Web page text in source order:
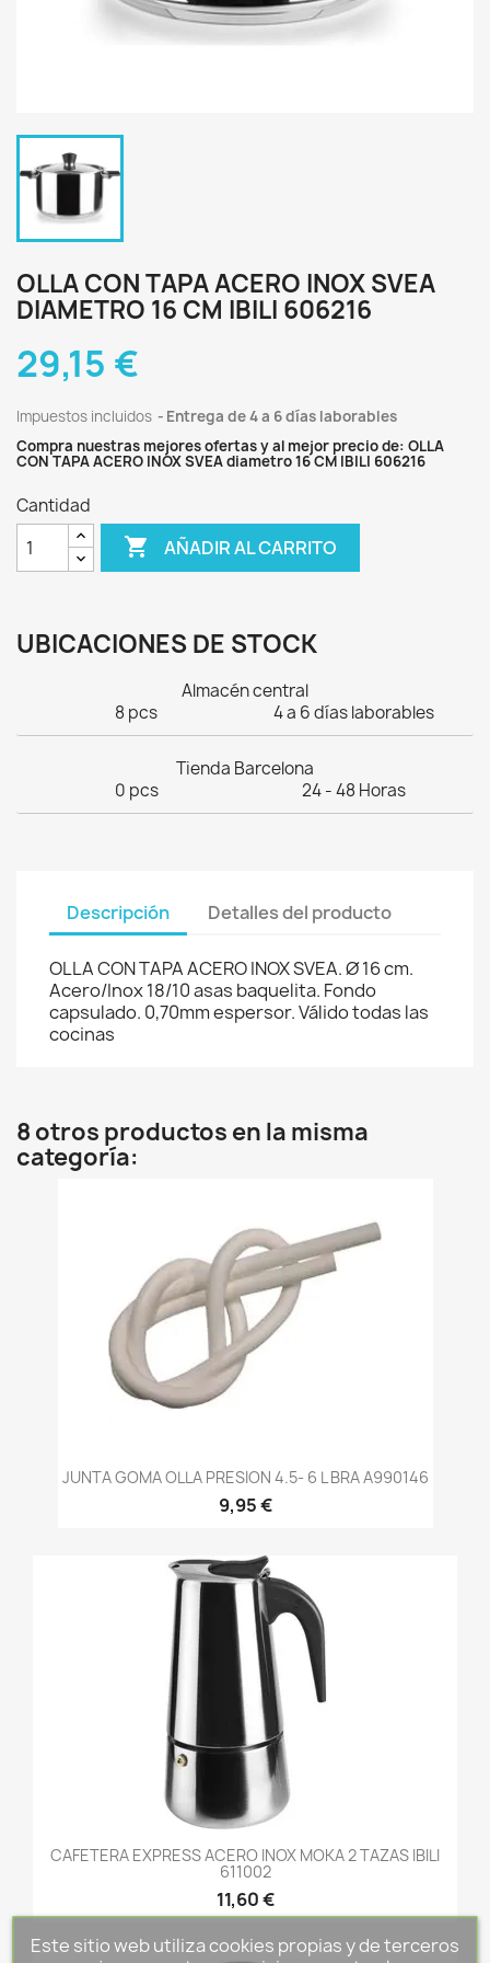
OLLA CON TAPA ACERO INOX SVEA
DIAMETRO 16 CM IBILI 606216
29,15 €
Impuestos incluidos
Entrega de 4 a 6 días laborables
Compra nuestras mejores ofertas y al mejor precio de: OLLA
CON TAPA ACERO INOX SVEA diametro 16 CM IBILI 606216
Cantidad
 AÑADIR AL CARRITO
UBICACIONES DE STOCK
Almacén central
8 pcs
4 a 6 días laborables
Tienda Barcelona
0 pcs
24 - 48 Horas
Descripción Detalles del producto
OLLA CON TAPA ACERO INOX SVEA. Ø 16 cm.
Acero/Inox 18/10 asas baquelita. Fondo
capsulado. 0,70mm espersor. Válido todas las
cocinas
8 otros productos en la misma
categoría:
JUNTA GOMA OLLA PRESION 4.5- 6 L BRA A990146
9,95 €
CAFETERA EXPRESS ACERO INOX MOKA 2 TAZAS IBILI
611002
11,60 €
Este sitio web utiliza cookies propias y de terceros